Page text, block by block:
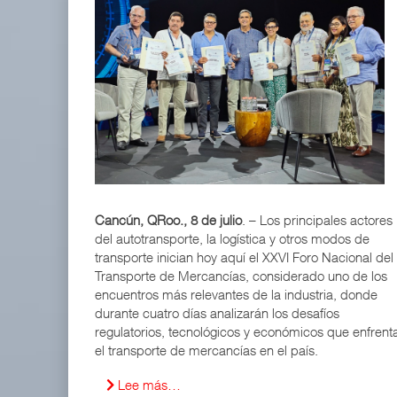
Cancún, QRoo., 8 de julio. – Los principales actores
del autotransporte, la logística y otros modos de
transporte inician hoy aquí el XXVI Foro Nacional del
Transporte de Mercancías, considerado uno de los
encuentros más relevantes de la industria, donde
durante cuatro días analizarán los desafíos
regulatorios, tecnológicos y económicos que
el transporte de mercancías en el país.
Lee más…